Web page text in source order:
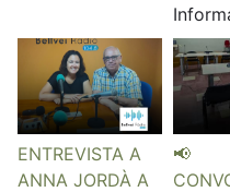
ENTREVISTA A
ANNA JORDÀ A
📢